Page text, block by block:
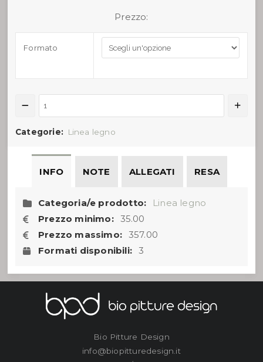
Prezzo:
Formato
Charles
Roi
Categorie: Linea legno
INFO
Categoria/e prodotto:
Linea legno
Prezzo minimo: 35.00
Prezzo massimo: 357.00
Formati disponibili: 3
NOTE ALLEGATI RESA
Bio Pitture Design
info@biopitturedesign.it